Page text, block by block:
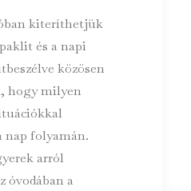
kiteríthetjük
és a napi
közösen
hogy milyen
nap folyamán.
arról
óvodában a